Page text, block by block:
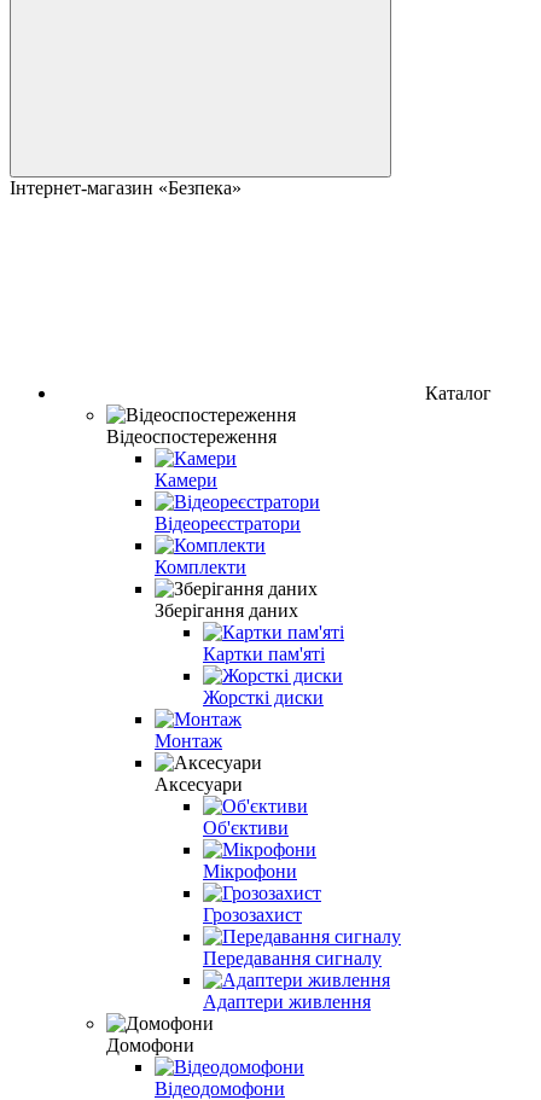
Інтернет-магазин «Безпека»
Каталог
Відеоспостереження
Камери
Відеореєстратори
Комплекти
Зберігання даних
Картки пам'яті
Жорсткі диски
Монтаж
Аксесуари
Об'єктиви
Мікрофони
Грозозахист
Передавання сигналу
Адаптери живлення
Домофони
Відеодомофони